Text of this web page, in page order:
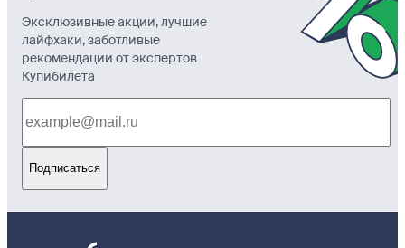
Эксклюзивные акции, лучшие
лайфхаки, заботливые
рекомендации от экспертов
Купибилета
Подписаться